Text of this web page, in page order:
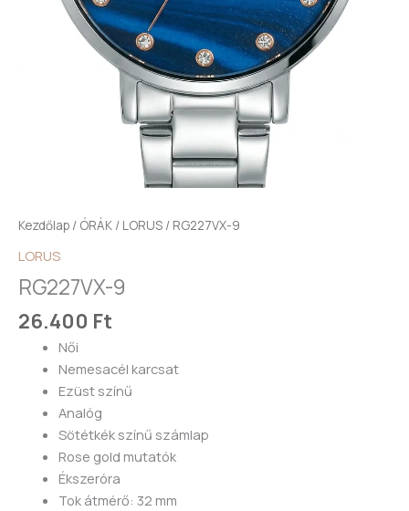
Kezdőlap / ÓRÁK / LORUS / RG227VX-9
LORUS
RG227VX-9
26.400 Ft
Női
Nemesacél karcsat
Ezüst színű
Analóg
Sötétkék színű számlap
Rose gold mutatók
Ékszeróra
Tok átmérő: 32 mm